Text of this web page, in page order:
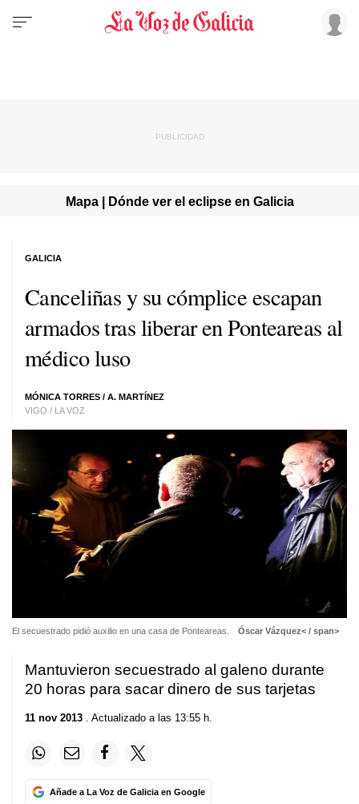
Mapa | Dónde ver el eclipse en Galicia
Canceliñas y su cómplice escapan
armados tras liberar en Ponteareas al
médico luso
MÓNICA TORRES / A. MARTÍNEZ
VIGO / LA VOZ
GALICIA
El secuestrado pidió auxilio en una casa de Ponteareas. Óscar Vázquez< / span>
Mantuvieron secuestrado al galeno durante
20 horas para sacar dinero de sus tarjetas
11 nov 2013 . Actualizado a las 13:55 h.
Añade a La Voz de Galicia en Google